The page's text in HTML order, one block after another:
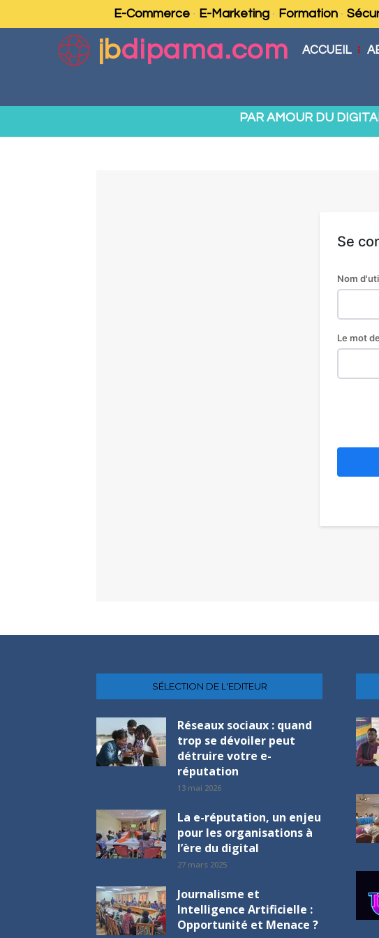
E-Commerce E-Marketing Formation
jbdipama.com ACCUEIL
PAR AMOUR DU
Se
Nom
Le mot
SÉLECTION DE L'EDITEUR
Réseaux sociaux : quand
trop se dévoiler peut
détruire votre e-
réputation
13 mai 2026
La e-réputation, un enjeu
pour les organisations à
l’ère du digital
27 mars 2025
Journalisme et
Intelligence Artificielle :
Opportunité et Menace ?